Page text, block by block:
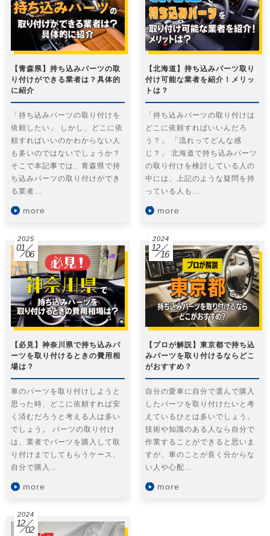
【青森県】持ち込みパーツの取
り付けができる業者は？具体的
に紹介
「持ち込みパーツの取り付けを
依頼したい」 しかし、どこに依
頼すればいいのかわからない人
も多いのではないでしょうか？
そこで本記事では、青森県で持
ち込みパーツの取り付けができ
る業者…
more
【北海道】持ち込みパーツ取り
付け可能な業者を紹介！メリッ
トは？
「持ち込みパーツの取り付けは
どこに依頼すればいいんだろ
う？」 「流れってどんな感
じ？」 北海道で持ち込みパーツ
の取り付けを検討している人の
中には、上記のような疑問を持
っている人も…
more
2025
01
06
【必見】神奈川県で持ち込みパ
ーツを取り付けるときの費用相
場は？
車のパーツを取り付けしようと
思った時、どこに依頼すれば安
く済むだろうと考える人は多い
でしょう。 パーツの取り付け
は、業者でパーツを購入して取
り付けまでしてもらうケース、
自分で購入…
more
2024
12
16
【プロが解説】東京都で持ち込
みパーツを取り付けるならどこ
がおすすめ？
自分の愛車に自分で選んで購入
したパーツを取り付けたいと考
えているひとは多いでしょう。
技術や知識のある人なら自分で
作業することができると思いま
すが、車のことが良く分からな
い人や心配…
more
2024
12
02